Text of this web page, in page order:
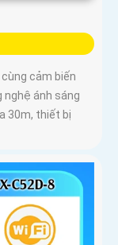
cảm biến
nghệ ánh sáng
30m, thiết bị